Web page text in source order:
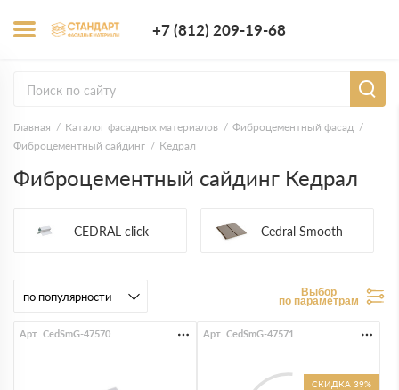
+7 (812) 209-19-68
Главная Каталог фасадных материалов
Фиброцементный фасад
Фиброцементный сайдинг
Кедрал
Фиброцементный сайдинг Кедрал
CEDRAL click Cedral Smooth
Выбор
по параметрам
Арт. CedSmG-47570
СКИДКА 39%
Арт. CedSmG-47571